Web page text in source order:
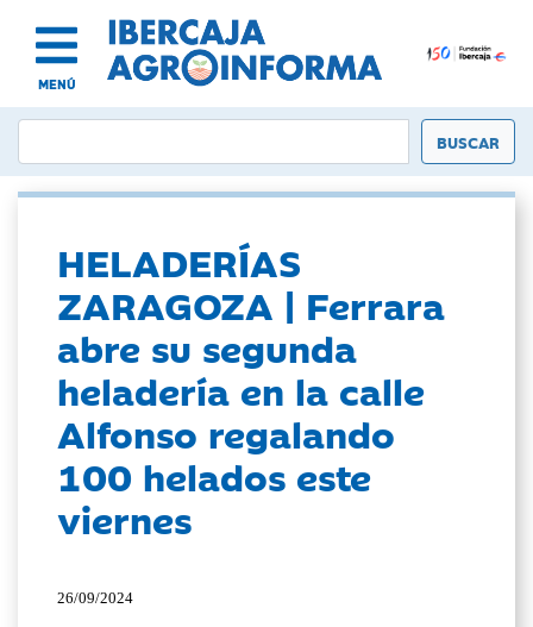
MENÚ
HELADERÍAS
ZARAGOZA | Ferrara
abre su segunda
heladería en la calle
Alfonso regalando
100 helados este
viernes
26/09/2024